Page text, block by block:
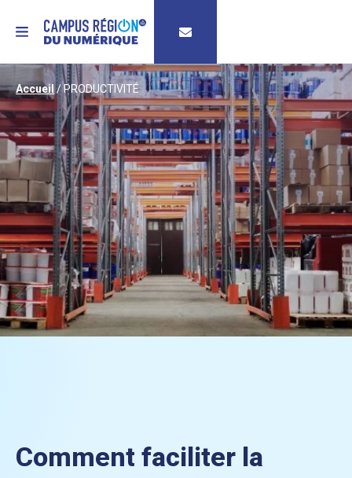
MENU
Accueil /PRODUCTIVITÉ
Comment faciliter la